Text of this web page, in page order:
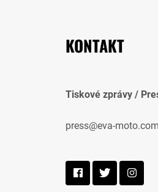
KONTAKT
Tiskové zprávy /
press@eva-moto.com